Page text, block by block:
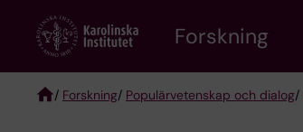
content
Forskning
/ Forskning/ Populärvetenskap och dialog/